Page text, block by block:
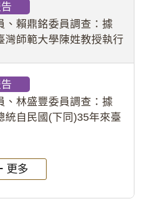
樣態性影像並以手機傳送
因畏懼成
、賴鼎銘委員調查：據
灣師範大學陳姓教授執行
案調查報告。(115教調
、林盛豐委員調查：據
統自民國(下同)35年來臺
統府於89年間函請其家屬
更多